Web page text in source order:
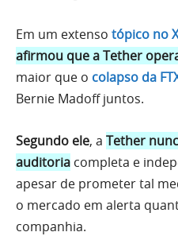
Em um extenso tópico no X
afirmou que a Tether
maior que o colapso da
Bernie Madoff juntos.
Segundo ele, a Tether
auditoria completa e
apesar de prometer tal
o mercado em alerta
companhia.